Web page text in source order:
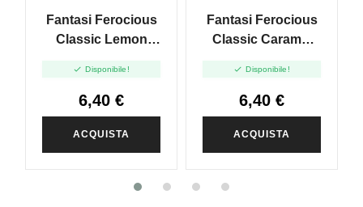
Fantasi Ferocious
Classic Lemon
10+10
 Disponibile!
6,40 €
ACQUISTA
Fantasi Ferocious
Classic Caramel
Mini Shot 10+10
 Disponibile!
6,40 €
ACQUISTA